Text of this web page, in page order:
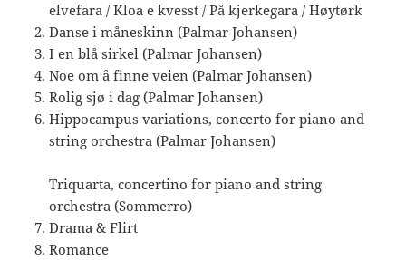
elvefara / Kloa e kvesst / På kjerkegara / Høytørk
Danse i måneskinn (Palmar Johansen)
I en blå sirkel (Palmar Johansen)
Noe om å finne veien (Palmar Johansen)
Rolig sjø i dag (Palmar Johansen)
Hippocampus variations, concerto for piano and
string orchestra (Palmar Johansen)
Triquarta, concertino for piano and string
orchestra (Sommerro)
Drama & Flirt
Romance